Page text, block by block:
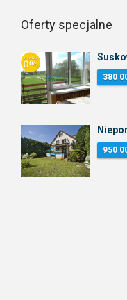
Oferty specjalne
380
950